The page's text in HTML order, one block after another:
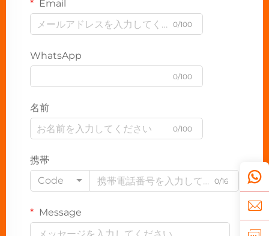
Email
0/100
WhatsApp
0/100
名前
0/100
携帯
Code
0/16
Message